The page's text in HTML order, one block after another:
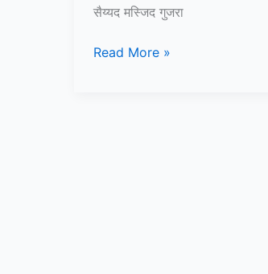
सैय्यद मस्जिद गुजरा
10+
Read More »